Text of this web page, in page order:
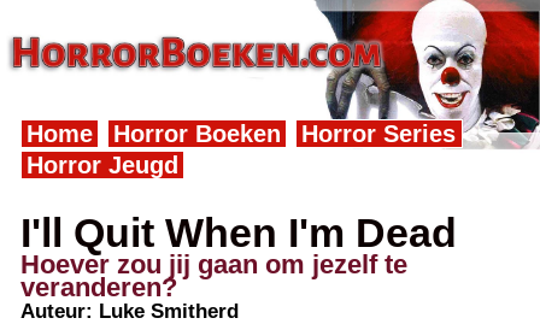
Home Horror Boeken
Horror Series
Horror Jeugd
I'll Quit When I'm Dead
Hoever zou jij gaan om jezelf te
veranderen?
Auteur: Luke Smitherd